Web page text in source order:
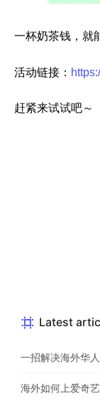
一杯奶茶钱，就
活动链接：
赶紧来试试吧～
Latest
一招解决海外华